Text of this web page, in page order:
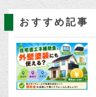
おすすめ記事